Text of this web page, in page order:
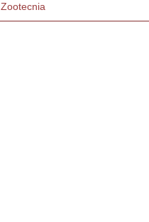
Zootecnia